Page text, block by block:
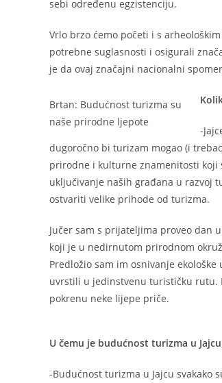
sebi određenu egzistenciju.
Vrlo brzo ćemo početi i s
potrebne suglasnosti i osigurali
je da ovaj značajni nacionalni
Brtan: Budućnost turizma su
naše prirodne ljepote
-
dugoročno bi turizam mogao (i
prirodne i kulturne znamenitosti koji
uključivanje naših građana u razvoj
ostvariti velike prihode od turizma.
Jučer sam s prijateljima proveo dan
koji je u nedirnutom prirodnom
Predložio sam im osnivanje
uvrstili u jedinstvenu turističku rutu.
pokrenu neke lijepe priče.
U čemu je budućnost turizma u
-Budućnost turizma u Jajcu